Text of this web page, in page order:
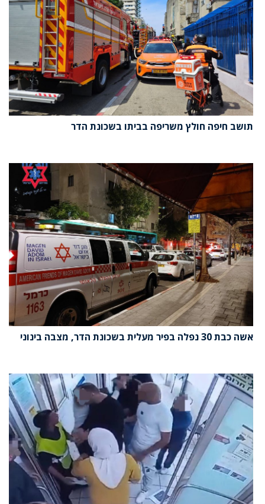
תושב חיפה חולץ משריפה בביתו בשכונת הדר
אשה כבת 30 נפלה בפיר מעלית בשכונת הדר, מצבה בינוני